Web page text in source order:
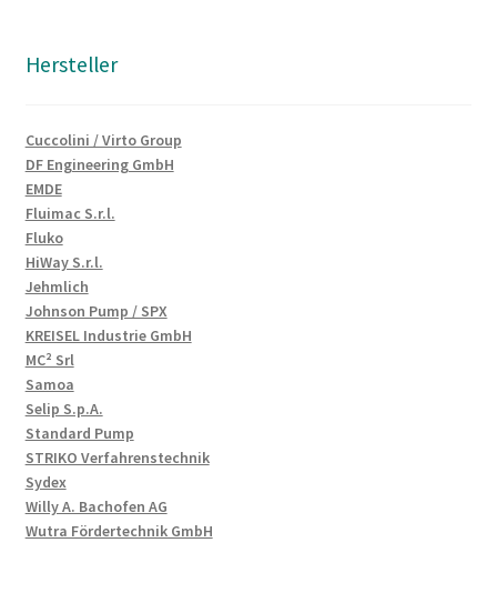
Hersteller
Cuccolini / Virto Group
DF Engineering GmbH
EMDE
Fluimac S.r.l.
Fluko
HiWay S.r.l.
Jehmlich
Johnson Pump / SPX
KREISEL Industrie GmbH
MC² Srl
Samoa
Selip S.p.A.
Standard Pump
STRIKO Verfahrenstechnik
Sydex
Willy A. Bachofen AG
Wutra Fördertechnik GmbH